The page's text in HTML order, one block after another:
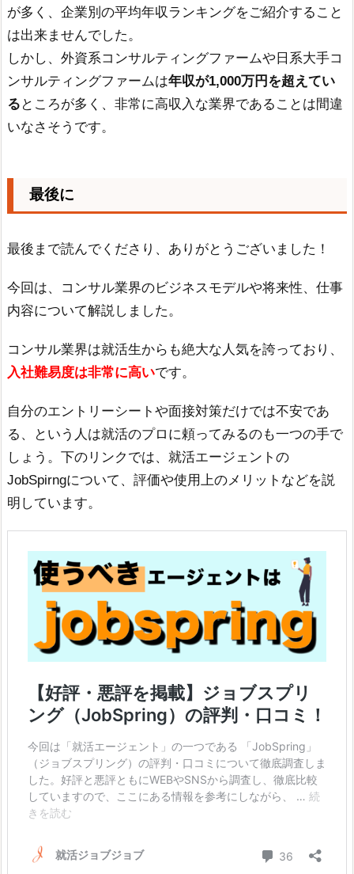
が多く、企業別の平均年収ランキングをご紹介すること
は出来ませんでした。
しかし、外資系コンサルティングファームや日系大手コ
ンサルティングファームは年収が1,000万円を超えてい
る ところが多く、非常に高収入な業界であることは間違
いなさそうです。
最後に
最後まで読んでくださり、ありがとうございました！
今回は、コンサル業界のビジネスモデルや将来性、仕事
内容について解説しました。
コンサル業界は就活生からも絶大な人気を誇っており、
入社難易度は非常に高いです。
自分のエントリーシートや面接対策だけでは不安であ
る、という人は就活のプロに頼ってみるのも一つの手で
しょう。下のリンクでは、就活エージェントの
JobSpirngについて、評価や使用上のメリットなどを説
明しています。